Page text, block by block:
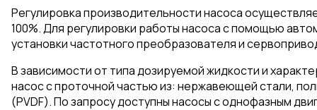
Регулировка производительности насоса
100%. Для регулировки работы насоса с помощью
установки частотного преобразователя и
В зависимости от типа дозируемой жидкости и
насос с проточной частью из: нержавеющей стали,
(PVDF). По запросу доступны насосы с однофазным